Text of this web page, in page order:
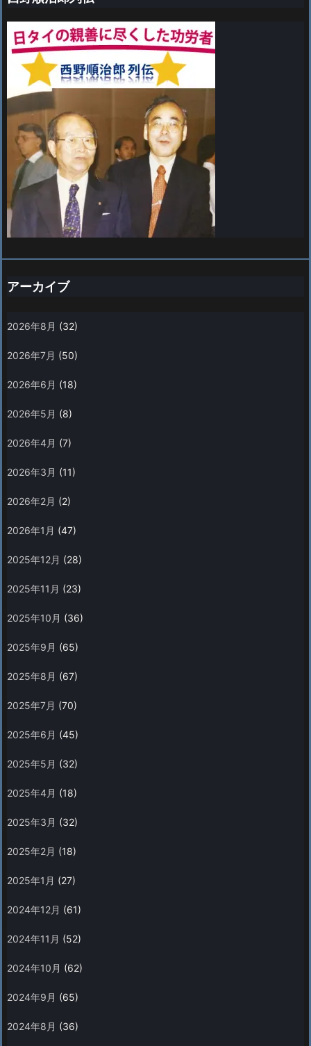
アーカイブ
2026年8月 (32)
2026年7月 (50)
2026年6月 (18)
2026年5月 (8)
2026年4月 (7)
2026年3月 (11)
2026年2月 (2)
2026年1月 (47)
2025年12月 (28)
2025年11月 (23)
2025年10月 (36)
2025年9月 (65)
2025年8月 (67)
2025年7月 (70)
2025年6月 (45)
2025年5月 (32)
2025年4月 (18)
2025年3月 (32)
2025年2月 (18)
2025年1月 (27)
2024年12月 (61)
2024年11月 (52)
2024年10月 (62)
2024年9月 (65)
2024年8月 (36)